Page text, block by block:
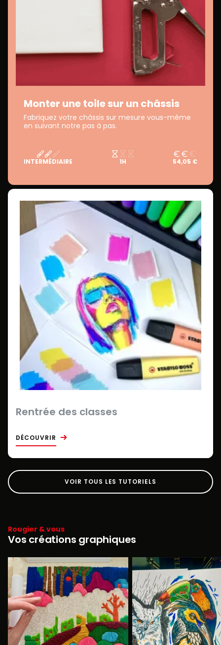
Monter une toile sur un châssis
Fabriquez votre châssis sur mesure vous-même
en suivant notre pas à pas.
INTERMÉDIAIRE 1H 54,05 €
Rentrée des classes
DÉCOUVRIR
VOIR TOUS LES TUTORIELS
Rougier & vous
Vos créations graphiques